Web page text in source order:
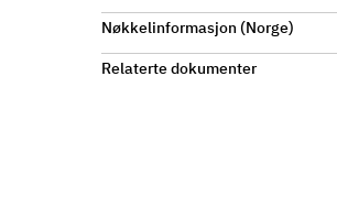
Nøkkelinformasjon (Norge)
Relaterte dokumenter